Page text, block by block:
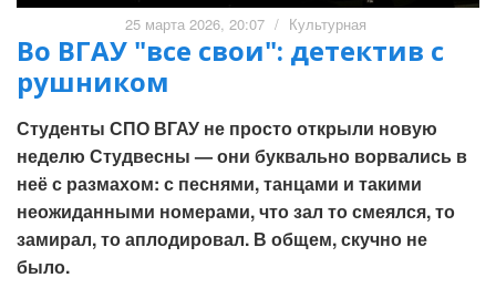
25 марта 2026, 20:07 / Культурная
Во ВГАУ "все свои": детектив с
рушником
Студенты СПО ВГАУ не просто открыли новую
неделю Студвесны — они буквально ворвались в
неё с размахом: с песнями, танцами и такими
неожиданными номерами, что зал то смеялся, то
замирал, то аплодировал. В общем, скучно не
было.